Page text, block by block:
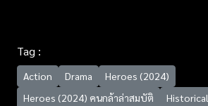
Tag :
Action Drama
Heroes (2024)
Heroes (2024) คนกล้าล่าสมบัติ
Historical